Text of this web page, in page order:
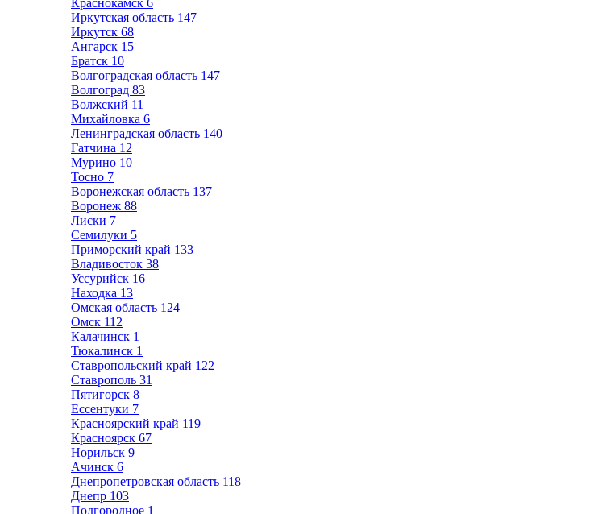
Краснокамск 6
Иркутская область 147
Иркутск 68
Ангарск 15
Братск 10
Волгоградская область 147
Волгоград 83
Волжский 11
Михайловка 6
Ленинградская область 140
Гатчина 12
Мурино 10
Тосно 7
Воронежская область 137
Воронеж 88
Лиски 7
Семилуки 5
Приморский край 133
Владивосток 38
Уссурийск 16
Находка 13
Омская область 124
Омск 112
Калачинск 1
Тюкалинск 1
Ставропольский край 122
Ставрополь 31
Пятигорск 8
Ессентуки 7
Красноярский край 119
Красноярск 67
Норильск 9
Ачинск 6
Днепропетровская область 118
Днепр 103
Подгородное 1